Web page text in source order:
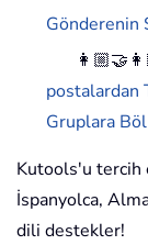
Gönderenin
postalardan
Gruplara Böl
Kutools'u tercih
İspanyolca,
dili destekler!